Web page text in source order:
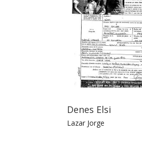
Denes Elsi
Lazar Jorge